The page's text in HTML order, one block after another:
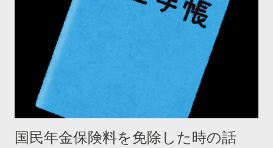
国民年金保険料を免除した時の話